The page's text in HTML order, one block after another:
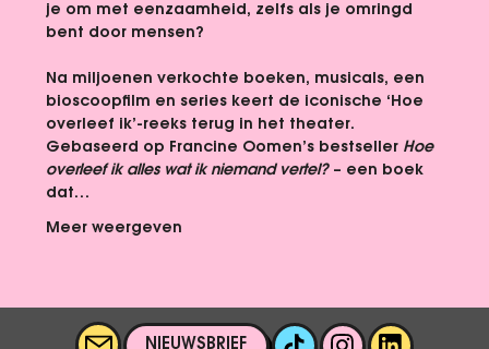
je om met eenzaamheid, zelfs als je omringd
bent door mensen?
Na miljoenen verkochte boeken, musicals, een
bioscoopfilm en series keert de iconische ‘Hoe
overleef ik’-reeks terug in het theater.
Gebaseerd op Francine Oomen’s bestseller Hoe
overleef ik alles wat ik niemand vertel? – een boek
dat…
Meer weergeven
NIEUWSBRIEF